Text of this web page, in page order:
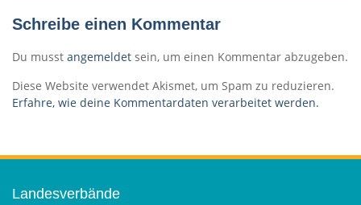
Schreibe einen Kommentar
Du musst angemeldet sein, um einen Kommentar abzugeben.
Diese Website verwendet Akismet, um Spam zu reduzieren.
Erfahre, wie deine Kommentardaten verarbeitet werden.
Landesverbände